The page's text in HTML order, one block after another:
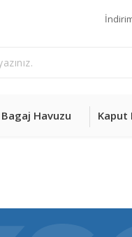
Bagaj Havuzu Kaput